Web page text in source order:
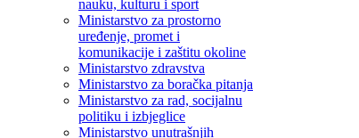
nauku, kulturu i sport
Ministarstvo za prostorno
uređenje, promet i
komunikacije i zaštitu okoline
Ministarstvo zdravstva
Ministarstvo za boračka pitanja
Ministarstvo za rad, socijalnu
politiku i izbjeglice
Ministarstvo unutrašnjih